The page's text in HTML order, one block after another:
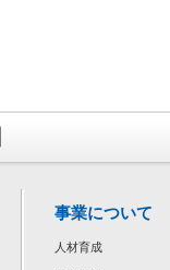
事業について
人材育成